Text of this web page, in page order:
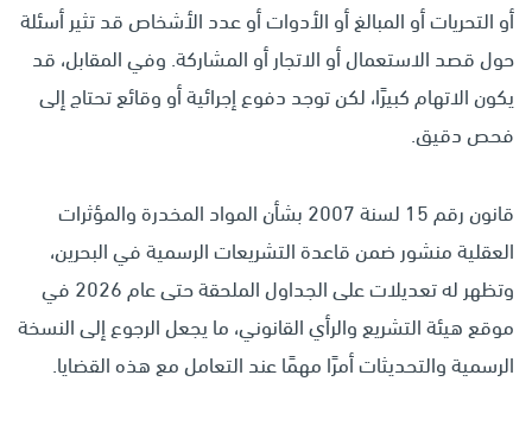
أو التحريات أو المبالغ أو الأدوات أو عدد الأشخاص قد تثير أسئلة
حول قصد الاستعمال أو الاتجار أو المشاركة. وفي المقابل، قد
يكون الاتهام كبيرًا، لكن توجد دفوع إجرائية أو وقائع تحتاج إلى
فحص دقيق.
قانون رقم 15 لسنة 2007 بشأن المواد المخدرة والمؤثرات
العقلية منشور ضمن قاعدة التشريعات الرسمية في البحرين،
وتظهر له تعديلات على الجداول الملحقة حتى عام 2026 في
موقع هيئة التشريع والرأي القانوني، ما يجعل الرجوع إلى النسخة
الرسمية والتحديثات أمرًا مهمًا عند التعامل مع هذه القضايا.